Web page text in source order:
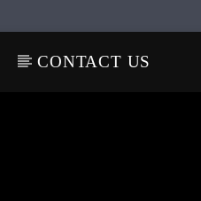
CONTACT US